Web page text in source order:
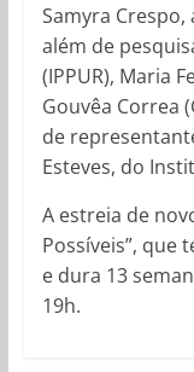
Samyra
além de
(IPPUR), Maria
Gouvêa Correa
de
Esteves, do
A estreia de
Possíveis”, que
e dura 13
19h.